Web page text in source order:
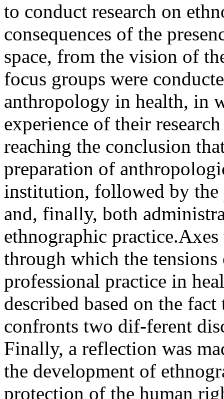
to conduct research on
consequences of the
space, from the vision of
focus groups were
anthropology in health, in
experience of their
reaching the conclusion
preparation of
institution, followed by
and, finally, both
ethnographic
through which the
professional practice in
described based on the
confronts two dif-ferent
Finally, a reflection was
the development of
protection of the human